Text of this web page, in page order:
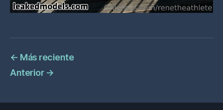
← Más reciente
Anterior →